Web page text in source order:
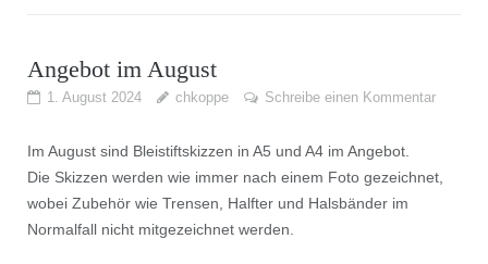
Angebot im August
1. August 2024 chkoppe Schreibe einen Kommentar
Im August sind Bleistiftskizzen in A5 und A4 im Angebot.
Die Skizzen werden wie immer nach einem Foto gezeichnet,
wobei Zubehör wie Trensen, Halfter und Halsbänder im
Normalfall nicht mitgezeichnet werden.